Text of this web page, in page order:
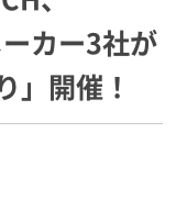
カー3社が
」開催！